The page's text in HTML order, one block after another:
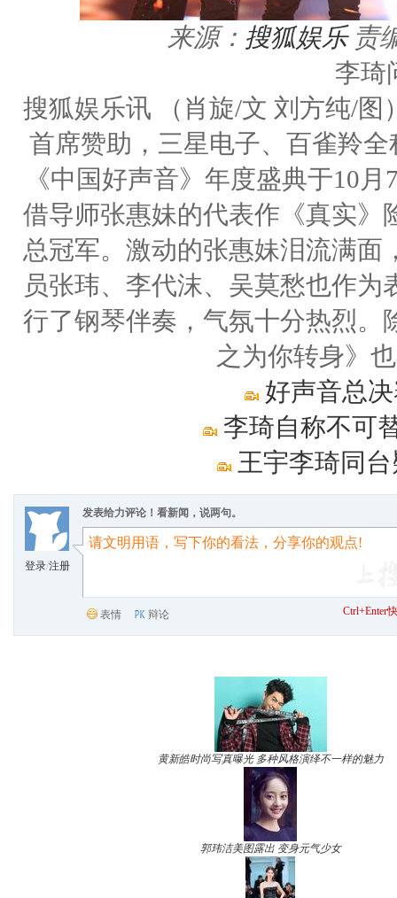
来源： 搜狐娱乐 责
李琦
搜狐娱乐讯 （肖旋/文 刘方纯/
首席赞助，三星电子、百雀羚
《中国好声音》年度盛典于10
借导师张惠妹的代表作《真实》
总冠军。激动的张惠妹泪流满
员张玮、李代沫、吴莫愁也作
行了钢琴伴奏，气氛十分热烈。
之为你转身》
好声音总
李琦自称不可
王宇李琦同
登录/注册
发表给力评论！看新闻，说两句。
表情 辩论 Ctrl+Enter
黄新皓时尚写真曝光 多种风格演绎不一样的魅力
郭玮洁美图露出 变身元气少女